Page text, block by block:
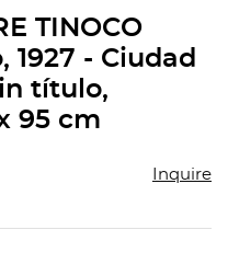
TINOCO
1927 - Ciudad
título,
95 cm
Inquire